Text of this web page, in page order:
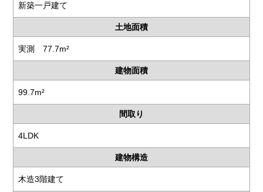
新築一戸建て
土地面積
実測 77.7m²
建物面積
99.7m²
間取り
4LDK
建物構造
木造3階建て